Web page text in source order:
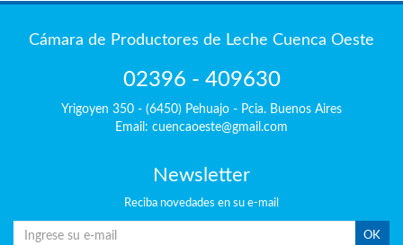
Cámara de Productores de Leche Cuenca Oeste
02396 - 409630
Yrigoyen 350 - (6450) Pehuajo - Pcia. Buenos Aires
Email: cuencaoeste@gmail.com
Newsletter
Reciba novedades en su e-mail
OK